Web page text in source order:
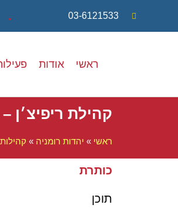
03-6121533
.
ראשי אודות
קהילת ריפיצ׳ן
ראשי » יהדות רומניה »
כותרת
תוכן